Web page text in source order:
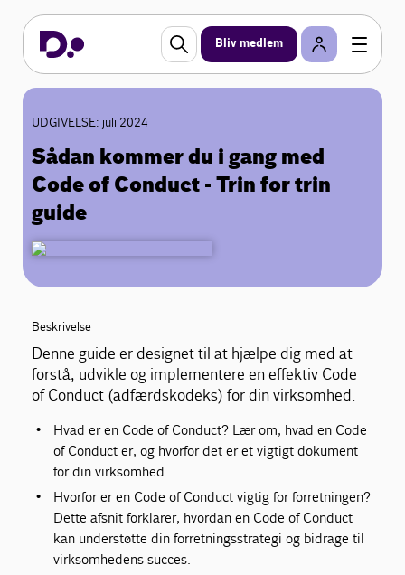
Bliv medlem
UDGIVELSE: juli 2024
Sådan kommer du i gang med
Code of Conduct - Trin for trin
guide
Beskrivelse
Denne guide er designet til at hjælpe dig med at
forstå, udvikle og implementere en effektiv Code
of Conduct (adfærdskodeks) for din virksomhed.
Hvad er en Code of Conduct? Lær om, hvad en Code
of Conduct er, og hvorfor det er et vigtigt dokument
for din virksomhed.
Hvorfor er en Code of Conduct vigtig for forretningen?
Dette afsnit forklarer, hvordan en Code of Conduct
kan understøtte din forretningsstrategi og bidrage til
virksomhedens succes.